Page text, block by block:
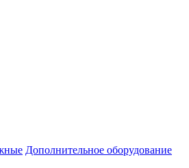
Дополнительное оборудование